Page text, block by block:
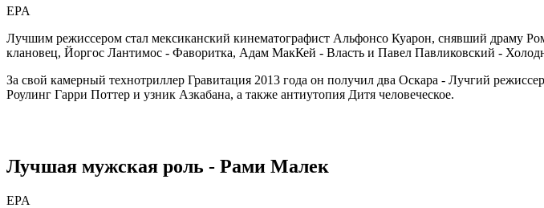
EPA
Лучшим режиссером стал мексиканский кинематографист Альфонсо Куарон, снявший драму
клановец, Йоргос Лантимос - Фаворитка, Адам МакКей - Власть и Павел Павликовский -
За свой камерный технотриллер Гравитация 2013 года он получил два Оскара - Лучгий
Роулинг Гарри Поттер и узник Азкабана, а также антиутопия Дитя человеческое.
Лучшая мужская роль - Рами Малек
EPA